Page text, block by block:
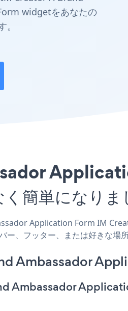
widgetをあなたの
簡単になりま
Application Form IM
、フッター、または好きな場所
Ambassador
Ambassador